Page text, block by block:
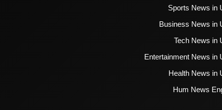
Sports News in
Business News in
Tech News in
Entertainment News in
Health News in
Hum News